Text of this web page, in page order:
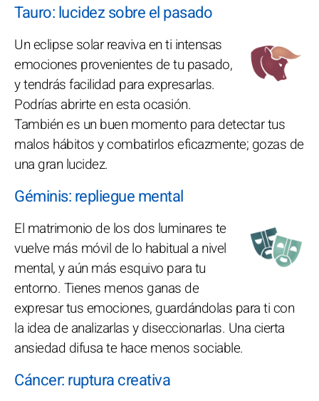
Tauro: lucidez sobre el pasado
Un eclipse solar reaviva en ti intensas
emociones provenientes de tu pasado,
y tendrás facilidad para expresarlas.
Podrías abrirte en esta ocasión.
También es un buen momento para detectar tus
malos hábitos y combatirlos eficazmente; gozas de
una gran lucidez.
Géminis: repliegue mental
El matrimonio de los dos luminares te
vuelve más móvil de lo habitual a nivel
mental, y aún más esquivo para tu
entorno. Tienes menos ganas de
expresar tus emociones, guardándolas para ti con
la idea de analizarlas y diseccionarlas. Una cierta
ansiedad difusa te hace menos sociable.
Cáncer: ruptura creativa